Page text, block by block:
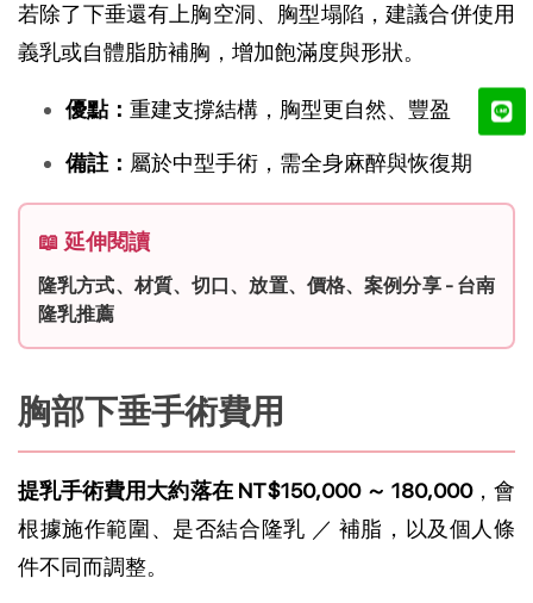
若除了下垂還有上胸空洞、胸型塌陷，建議合併使用
義乳或自體脂肪補胸，增加飽滿度與形狀。
優點： 重建支撐結構，胸型更自然、豐盈
備註： 屬於中型手術，需全身麻醉與恢復期
📖 延伸閱讀
隆乳方式、材質、切口、放置、價格、案例分享 - 台南
隆乳推薦
胸部下垂手術費用
提乳手術費用大約落在 NT$150,000 ～ 180,000，會
根據施作範圍、是否結合隆乳 ／ 補脂，以及個人條
件不同而調整。